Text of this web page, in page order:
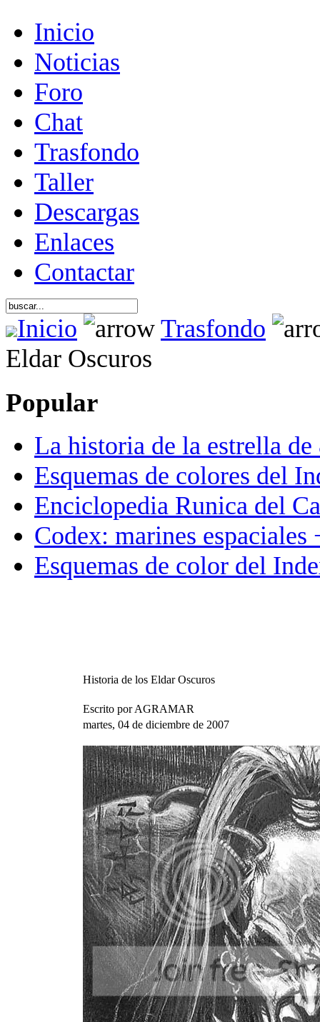
Inicio
Noticias
Foro
Chat
Trasfondo
Taller
Descargas
Enlaces
Contactar
Inicio
Trasfondo
Eldar Oscuros
Popular
La historia de la estrella de
Esquemas de colores del
Enciclopedia Runica del
Codex: marines espaciales
Esquemas de color del
Historia de los Eldar Oscuros
Escrito por AGRAMAR
martes, 04 de diciembre de 2007